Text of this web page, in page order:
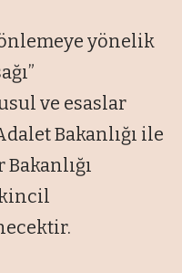
yönelik
ve esaslar
Bakanlığı ile